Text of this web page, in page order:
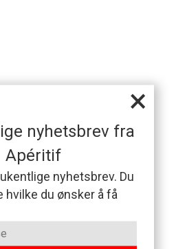
×
nyhetsbrev fra
Apéritif
nyhetsbrev. Du
hvilke du ønsker å få